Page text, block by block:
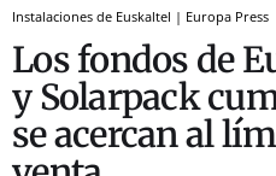
Instalaciones de Euskaltel | Europa Press
Los fondos de
y Solarpack
se acercan al